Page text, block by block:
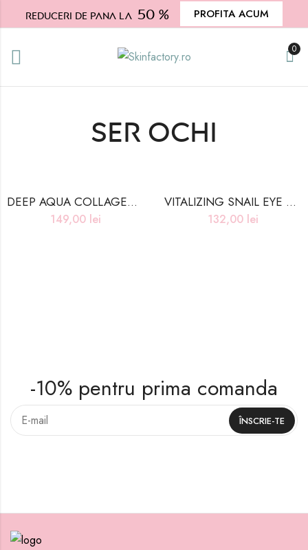
Reduceri de pana la 50 % PROFITA ACUM
0
Ser ochi
DEEP AQUA COLLAGEN EYE SERUM 2X – 30ml
149,00 lei
VITALIZING SNAIL EYE SERUM 2x – 30ml
132,00 lei
-10% pentru prima comanda